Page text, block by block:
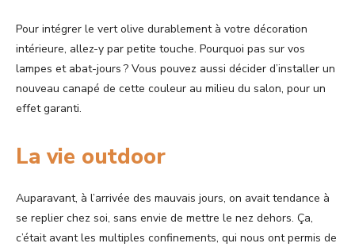
Pour intégrer le vert olive durablement à votre décoration
intérieure, allez-y par petite touche. Pourquoi pas sur vos
lampes et abat-jours ? Vous pouvez aussi décider d’installer un
nouveau canapé de cette couleur au milieu du salon, pour un
effet garanti.
La vie outdoor
Auparavant, à l’arrivée des mauvais jours, on avait tendance à
se replier chez soi, sans envie de mettre le nez dehors. Ça,
c’était avant les multiples confinements, qui nous ont permis de